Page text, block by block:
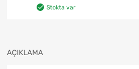
Stokta var
AÇIKLAMA